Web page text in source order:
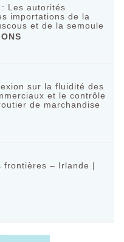
Les autorités
importations de la
et de la semoule
sur la fluidité des
et le contrôle
de marchandise
frontières – Irlande |